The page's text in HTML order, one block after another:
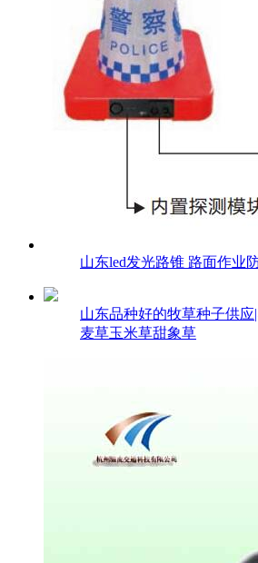
山东led发光路锥 路面作业
山东品种好的牧草种子供
麦草玉米草甜象草